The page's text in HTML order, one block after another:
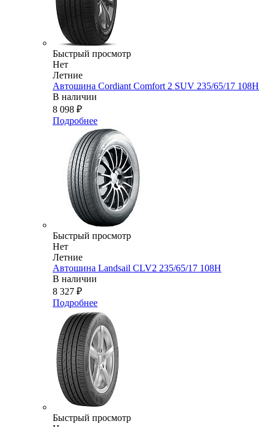
Быстрый просмотр
Нет
Летние
Автошина Cordiant Comfort 2 SUV 235/65/17 108H
В наличии
8 098 ₽
Подробнее
Быстрый просмотр
Нет
Летние
Автошина Landsail CLV2 235/65/17 108H
В наличии
8 327 ₽
Подробнее
Быстрый просмотр